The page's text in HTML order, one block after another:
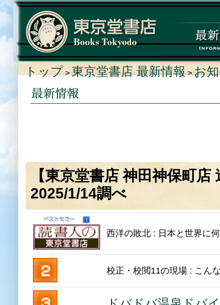
トップ > 東京堂書店 最新情報 > お
【東京堂書店 神田神保町
2025/1/14調べ
西洋の敗北 : 日本と世界に
校正・校閲11の現場 : こ